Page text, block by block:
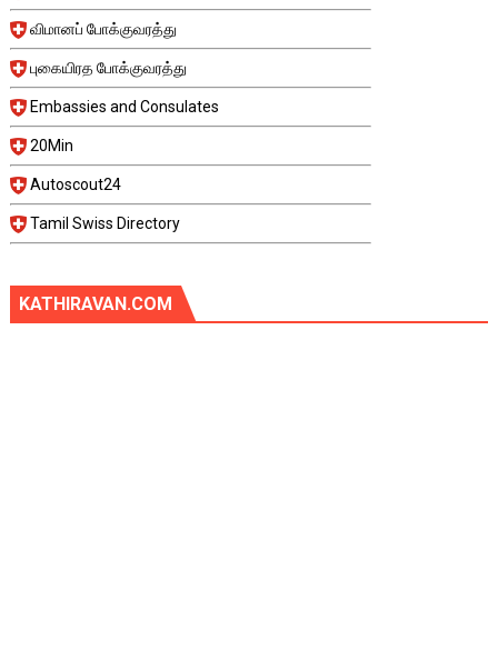
விமானப் போக்குவரத்து
புகையிரத போக்குவரத்து
Embassies and Consulates
20Min
Autoscout24
Tamil Swiss Directory
KATHIRAVAN.COM